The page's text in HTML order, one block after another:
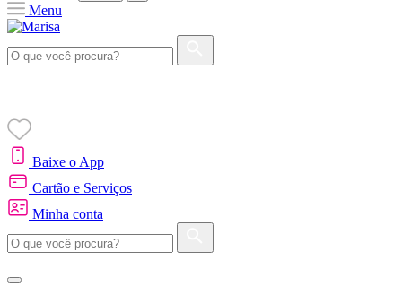
Menu
Baixe o App
Cartão e Serviços
Minha conta